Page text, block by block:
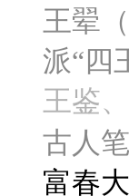
王翚
派“四
王鉴
古人
富春